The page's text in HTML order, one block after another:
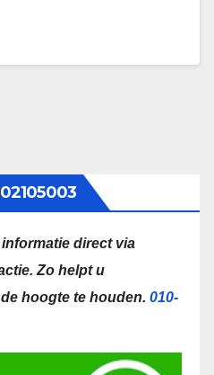
direct via
Zo helpt u
hoogte te houden. 010-